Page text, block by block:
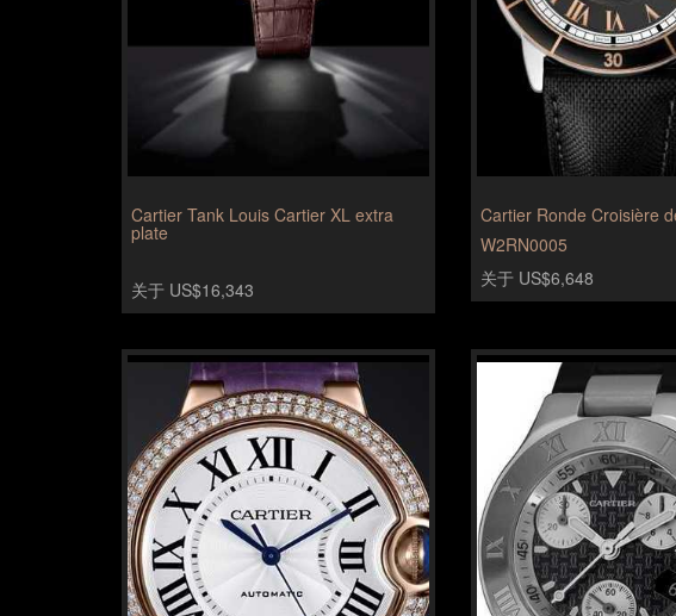
Cartier Tank Louis Cartier XL extra
plate
关于 US$16,343
Cartier Ronde Croisière
W2RN0005
关于 US$6,648